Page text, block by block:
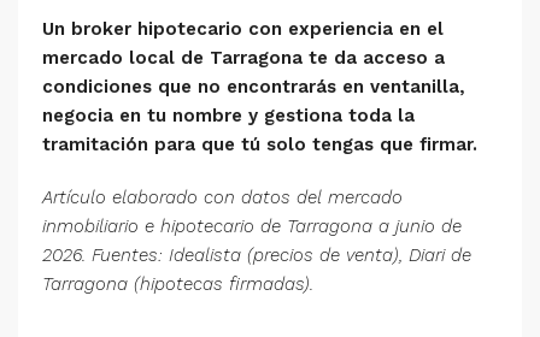
Un broker hipotecario con experiencia en el
mercado local de Tarragona te da acceso a
condiciones que no encontrarás en ventanilla,
negocia en tu nombre y gestiona toda la
tramitación para que tú solo tengas que firmar.
Artículo elaborado con datos del mercado
inmobiliario e hipotecario de Tarragona a junio de
2026. Fuentes: Idealista (precios de venta), Diari de
Tarragona (hipotecas firmadas).